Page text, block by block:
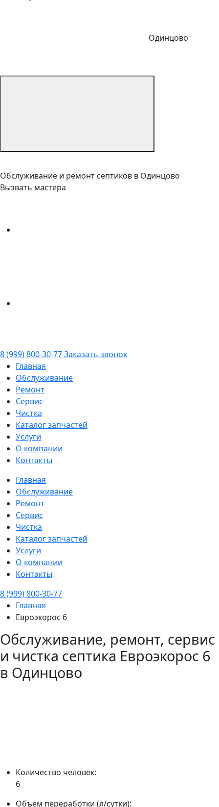
Одинцово
Обслуживание и ремонт септиков в Одинцово
Вызвать мастера
8 (999) 800-30-77Заказать звонок
Главная
Обслуживание
Ремонт
Сервис
Чистка
Каталог запчастей
Услуги
О компании
Контакты
Главная
Обслуживание
Ремонт
Сервис
Чистка
Каталог запчастей
Услуги
О компании
Контакты
8 (999) 800-30-77
Главная
Евроэкорос 6
Обслуживание, ремонт, сервис
и чистка септика Евроэкорос 6
в Одинцово
Количество человек:
6
Объем переработки (л/сутки):